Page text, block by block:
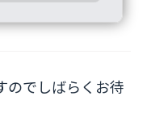
のでしばらくお待